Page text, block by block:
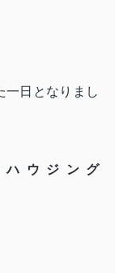
一日となりまし
ウジング